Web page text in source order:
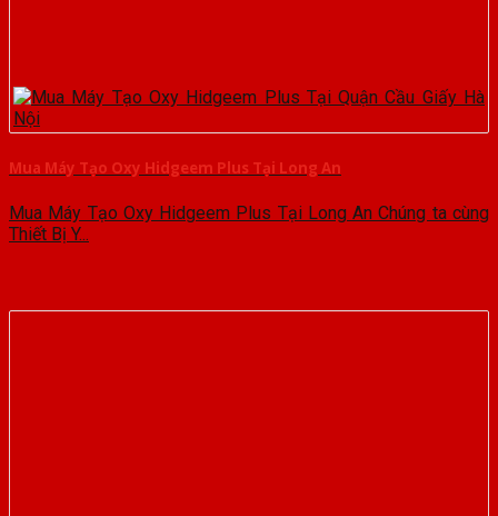
Mua Máy Tạo Oxy Hidgeem Plus Tại Long An
Mua Máy Tạo Oxy Hidgeem Plus Tại Long An Chúng ta cùng
Thiết Bị Y...